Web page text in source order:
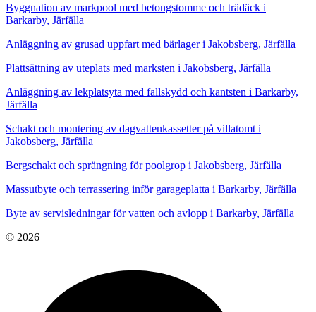
Byggnation av markpool med betongstomme och trädäck i
Barkarby, Järfälla
Anläggning av grusad uppfart med bärlager i Jakobsberg, Järfälla
Plattsättning av uteplats med marksten i Jakobsberg, Järfälla
Anläggning av lekplatsyta med fallskydd och kantsten i Barkarby,
Järfälla
Schakt och montering av dagvattenkassetter på villatomt i
Jakobsberg, Järfälla
Bergschakt och sprängning för poolgrop i Jakobsberg, Järfälla
Massutbyte och terrassering inför garageplatta i Barkarby, Järfälla
Byte av servisledningar för vatten och avlopp i Barkarby, Järfälla
© 2026